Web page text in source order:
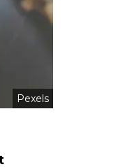
Pexels